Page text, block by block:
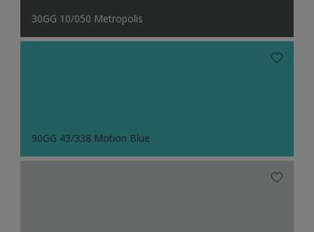
30GG 10/050 Metropolis
90GG 43/338 Motion Blue